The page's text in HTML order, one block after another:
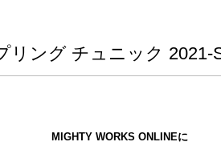
リング チュニック 2021-
MIGHTY WORKS ONLINEに